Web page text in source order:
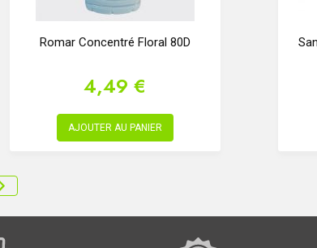
Romar Concentré Floral 80D
4,49 €
AJOUTER AU PANIER